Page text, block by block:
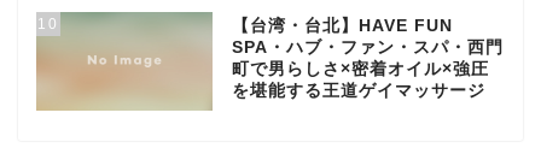
10
【台湾・台北】HAVE FUN
SPA・ハブ・ファン・スパ・西門
町で男らしさ×密着オイル×強圧
を堪能する王道ゲイマッサージ